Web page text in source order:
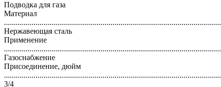
Подводка для газа
Материал
Нержавеющая сталь
Применение
Газоснабжение
Присоединение, дюйм
3/4